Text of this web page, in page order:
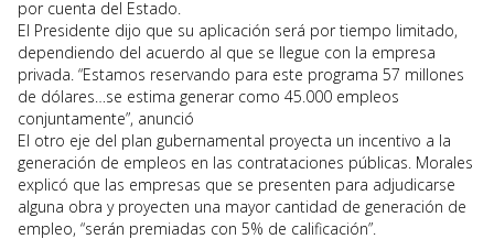
por cuenta del Estado.
El Presidente dijo que su aplicación será por tiempo limitado,
dependiendo del acuerdo al que se llegue con la empresa
privada. “Estamos reservando para este programa 57 millones
de dólares…se estima generar como 45.000 empleos
conjuntamente”, anunció
El otro eje del plan gubernamental proyecta un incentivo a la
generación de empleos en las contrataciones públicas. Morales
explicó que las empresas que se presenten para adjudicarse
alguna obra y proyecten una mayor cantidad de generación de
empleo, “serán premiadas con 5% de calificación”.